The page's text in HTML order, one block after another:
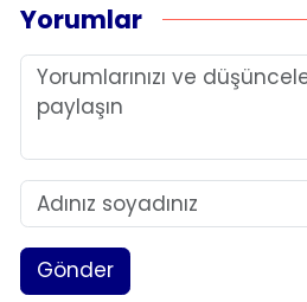
Yorumlar
Gönder